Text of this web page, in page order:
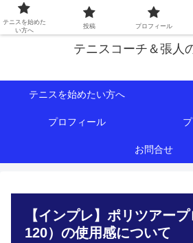
初心者∼中級者向けの情報を中心にテニ
テニスコーチ＆張人
テニスを始めたい方へ
プロフィール
お問合せ
【インプレ】ポリツアー
120）の使用感について
テニスを始めた
い方へ
投稿 プロフィール